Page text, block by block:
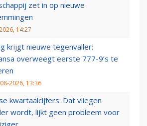
zet in op nieuwe
14:27
krijgt nieuwe tegenvaller:
overweegt eerste 777-9’s te
2026, 13:36
kwartaalcijfers: Dat vliegen
wordt, lijkt geen probleem voor